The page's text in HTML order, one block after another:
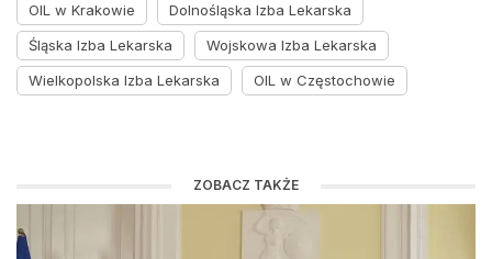
OIL w Krakowie
Dolnośląska Izba Lekarska
Śląska Izba Lekarska
Wojskowa Izba Lekarska
Wielkopolska Izba Lekarska
OIL w Częstochowie
ZOBACZ TAKŻE